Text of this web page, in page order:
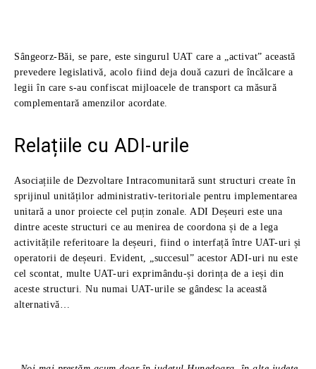
Sângeorz-Băi, se pare, este singurul UAT care a „activat” această
prevedere legislativă, acolo fiind deja două cazuri de încălcare a
legii în care s-au confiscat mijloacele de transport ca măsură
complementară amenzilor acordate.
Relațiile cu ADI-urile
Asociațiile de Dezvoltare Intracomunitară sunt structuri create în
sprijinul unităților administrativ-teritoriale pentru implementarea
unitară a unor proiecte cel puțin zonale. ADI Deșeuri este una
dintre aceste structuri ce au menirea de coordona și de a lega
activitățile referitoare la deșeuri, fiind o interfață între UAT-uri și
operatorii de deșeuri. Evident, „succesul” acestor ADI-uri nu este
cel scontat, multe UAT-uri exprimându-și dorința de a ieși din
aceste structuri. Nu numai UAT-urile se gândesc la această
alternativă…